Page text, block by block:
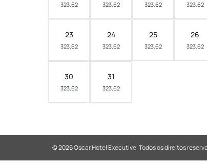
323,62 323,62 323,62 323,62
23
323,62
24
323,62
25
323,62
26
323,62
30
323,62
31
323,62
© 2026 Oscar Hotel Executive.Todos os direitos